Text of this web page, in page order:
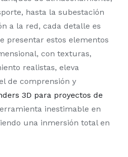
hasta la subestación
a la red, cada detalle es
presentar estos elementos
con texturas,
realistas, eleva
de comprensión y
3D para proyectos de
inestimable en
una inmersión total en